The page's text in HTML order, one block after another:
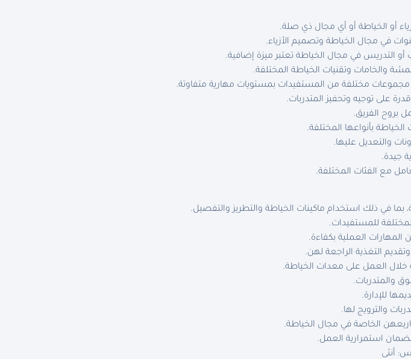
أو الخياطة أو أي مجال ذي صلة.
أو التدريس في مجال الخياطة تعتبر ميزة إضافية.
والخامات وتقنيات الخياطة المختلفة.
مختلفة من المستفيدات بمستويات مهارية متفاوتة.
على توجيه وتحفيز المتدربات.
بروح الفريق.
بأنواعها المختلفة.
والتعديل عليها.
جيدة.
مع الفئات المختلفة.
في ذلك استخدام ماكينات الخياطة والتطريز والتفصيل.
للمستفيدات.
المهارات العملية بكفاءة.
التغذية الراجعة لهن.
خلال العمل على معدات الخياطة.
والمتدربات.
للإدارة.
والترويج لها.
الخاصة في مجال الخياطة.
استمرارية العمل.
أنثى